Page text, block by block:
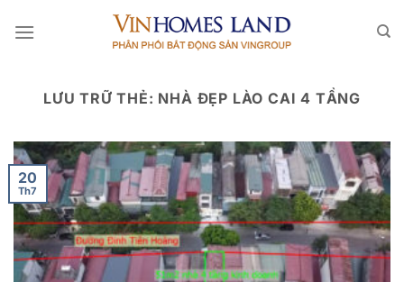
qua
LƯU TRỮ THẺ: NHÀ ĐẸP LÀO CAI 4 TẦNG
20
Th7